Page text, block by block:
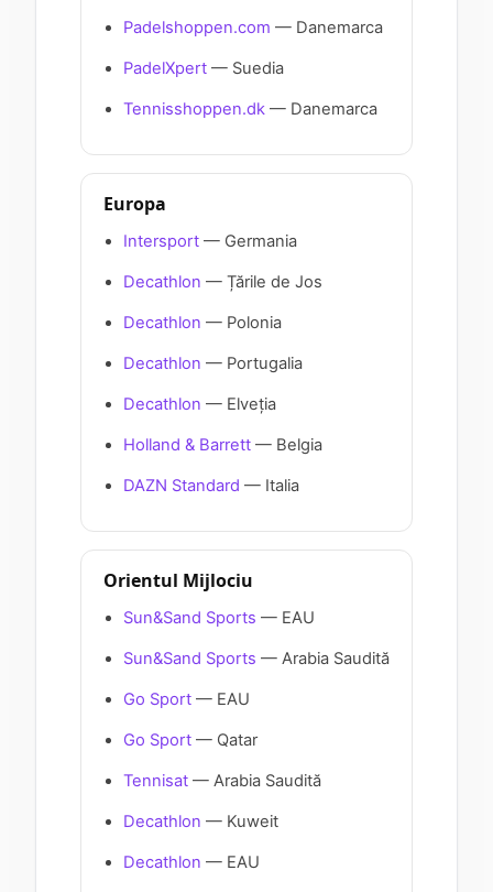
Padelshoppen.com — Danemarca
PadelXpert — Suedia
Tennisshoppen.dk — Danemarca
Europa
Intersport — Germania
Decathlon — Țările de Jos
Decathlon — Polonia
Decathlon — Portugalia
Decathlon — Elveția
Holland & Barrett — Belgia
DAZN Standard — Italia
Orientul Mijlociu
Sun&Sand Sports — EAU
Sun&Sand Sports — Arabia Saudită
Go Sport — EAU
Go Sport — Qatar
Tennisat — Arabia Saudită
Decathlon — Kuweit
Decathlon — EAU